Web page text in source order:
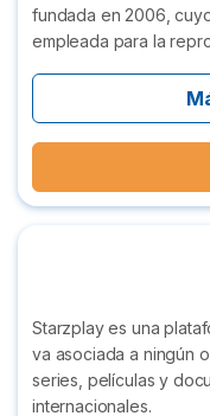
fundada en 2006,
empleada para la
Starzplay es una
va asociada a ningún
series, películas y
internacionales.